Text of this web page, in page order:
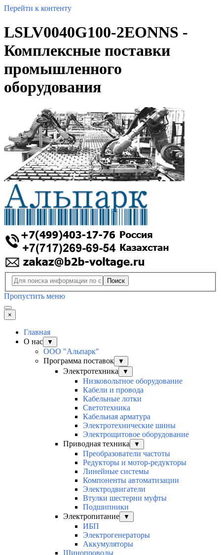
Перейти к контенту
LSLV0040G100-2EONNS -
Комплексные поставки
промышленного
оборудования
Поиск
Пропустить меню
×
Главная
О нас
▼
ООО "Альпарк"
Программа поставок
▼
Электротехника ▼
Низковольтное оборудование
Кабели и провода
Кабельные лотки
Светотехника
Кабельная арматура
Электротехнические шины
Электрощитовое оборудование
Приводная техника
▼
Преобразователи частоты
Редукторы и мотор-редукторы
Линейные системы
Компоненты автоматизации
Электродвигатели
Втулки шестерни муфты
Подшипники
Электропитание
▼
ИБП
Электрогенераторы
Аккумуляторы
Шинопроводы